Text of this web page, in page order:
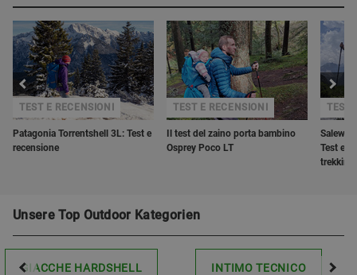
Patagonia Torrentshell 3L: Test e
recensione
TEST E RECENSIONI
Il test del zaino porta bambino
Osprey Poco LT
TEST E RECENSIONI
Salewa
Test e
trekking
TEST
Unsere Top Outdoor Kategorien
GIACCHE HARDSHELL INTIMO TECNICO